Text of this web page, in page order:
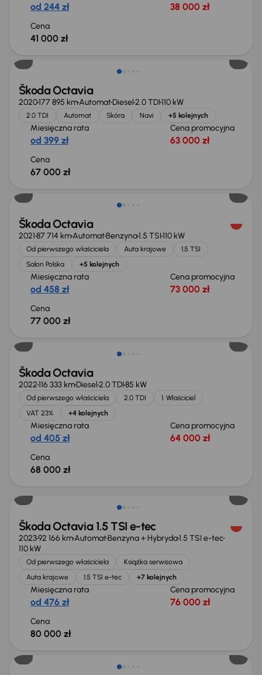
od 244 zł 38 000 zł
Cena
41 000 zł
Škoda Octavia
2020177 895 kmAutomatDiesel2.0 TDI110 kW
2.0 TDI Automat Skóra Navi +5 kolejnych
Miesięczna rata
od 399 zł
Cena promocyjna
63 000 zł
Cena
67 000 zł
Możliwość odliczenia VAT
Škoda Octavia
202187 714 kmAutomatBenzyna1.5 TSI110 kW
Od pierwszego właściciela Auta krajowe
1.5 TSI
Salon Polska
+5 kolejnych
Miesięczna rata
od 458 zł
Cena promocyjna
73 000 zł
Cena
77 000 zł
Škoda Octavia
2022116 333 kmDiesel2.0 TDI85 kW
Od pierwszego właściciela 2.0 TDI
1. Właściciel
VAT 23%
+4 kolejnych
Miesięczna rata
od 405 zł
Cena promocyjna
64 000 zł
Cena
68 000 zł
Škoda Octavia 1.5 TSI e-tec
202392 166 kmAutomatBenzyna + Hybryda1.5 TSI e-tec
110 kW
Od pierwszego właściciela
Książka serwisowa
Auta krajowe
1.5 TSI e-tec +7 kolejnych
Miesięczna rata
od 476 zł
Cena promocyjna
76 000 zł
Cena
80 000 zł
Świeżo skupione